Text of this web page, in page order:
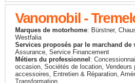
Vanomobil -
Marques de motorhome: Bürstner,
Westfalia
Services proposés par le marchand de
Assurance, Service Financement
Métiers du professionnel :
occasion, Sociétés de location, Vendeurs
accessoires, Entretien & Réparation,
Transformation